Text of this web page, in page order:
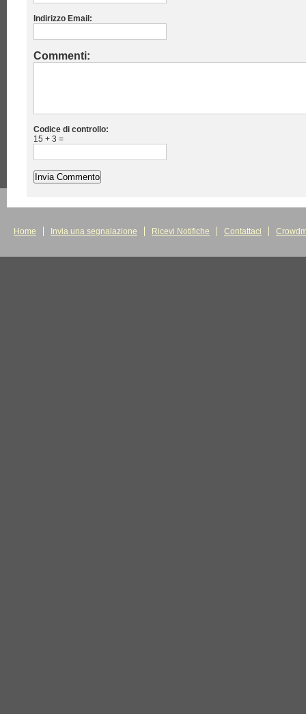
Indirizzo Email:
Commenti:
Codice di controllo:
15 + 3 =
Home Invia una segnalazione Ricevi Notifiche Contattaci